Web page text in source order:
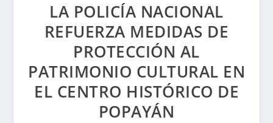
LA POLICÍA NACIONAL
REFUERZA MEDIDAS DE
PROTECCIÓN AL
PATRIMONIO CULTURAL EN
EL CENTRO HISTÓRICO DE
POPAYÁN